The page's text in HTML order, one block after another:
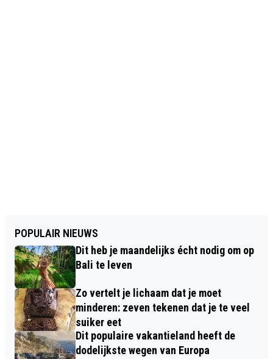
POPULAIR NIEUWS
Dit heb je maandelijks écht nodig om op
Bali te leven
Zo vertelt je lichaam dat je moet
minderen: zeven tekenen dat je te veel
suiker eet
Dit populaire vakantieland heeft de
dodelijkste wegen van Europa